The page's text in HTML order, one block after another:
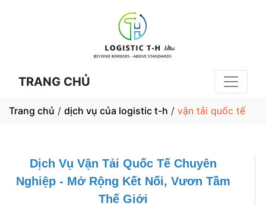
TRANG CHỦ
Trang chủ / dịch vụ của logistic t-h / vận tải quốc tế
Dịch Vụ Vận Tải Quốc Tế Chuyên
Nghiệp - Mở Rộng Kết Nối, Vươn Tầm
Thế Giới